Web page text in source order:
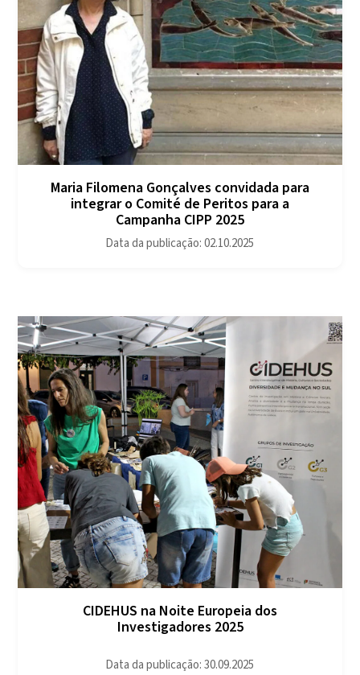
Maria Filomena Gonçalves convidada para
integrar o Comité de Peritos para a
Campanha CIPP 2025
Data da publicação: 02.10.2025
CIDEHUS na Noite Europeia dos
Investigadores 2025
Data da publicação: 30.09.2025